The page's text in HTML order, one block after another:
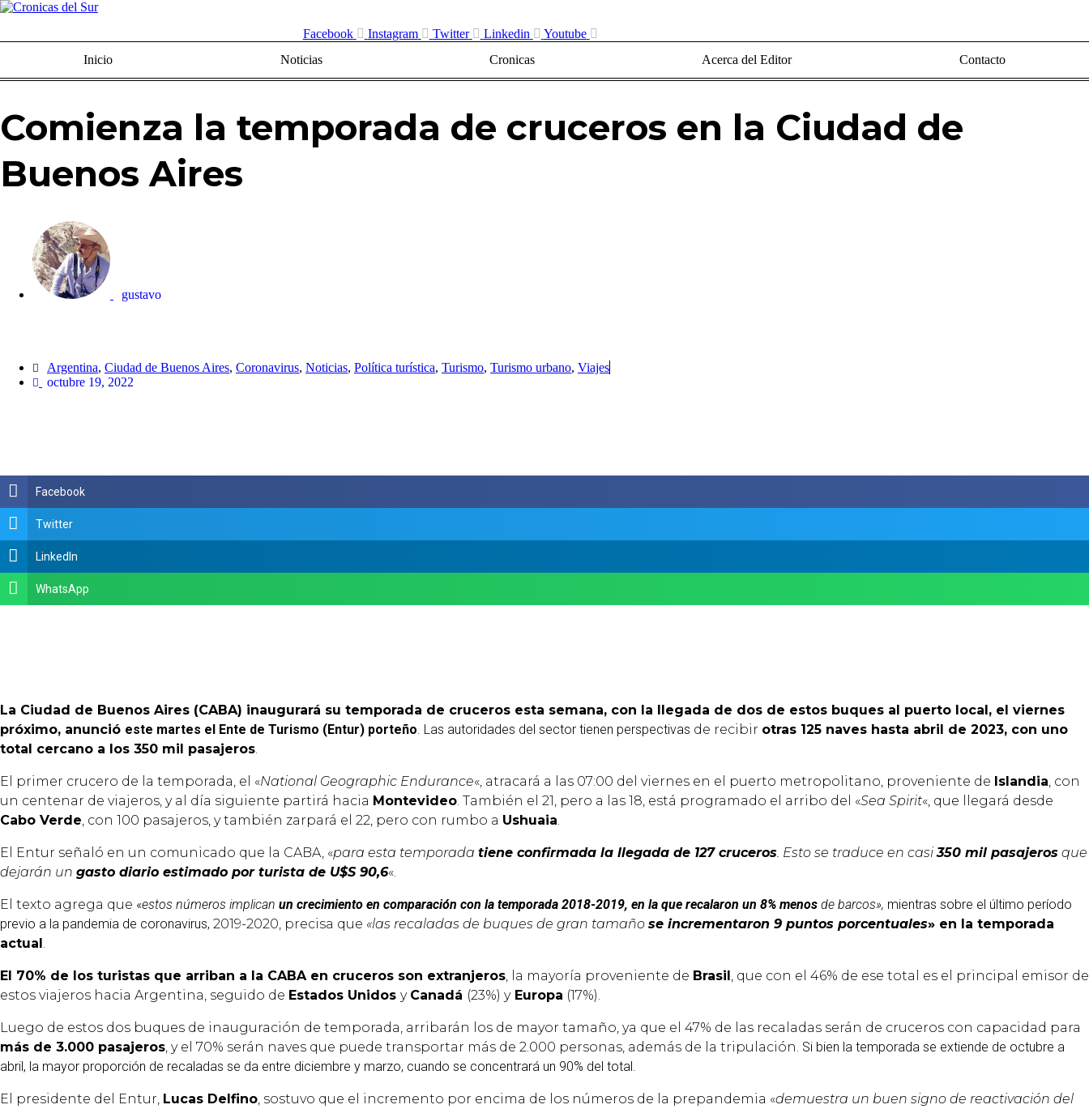
Facebook Instagram Twitter Linkedin
Youtube
Inicio
Noticias Cronicas Acerca del Editor Contacto
Comienza la temporada de cruceros en la Ciudad de
Buenos Aires
gustavo
Argentina, Ciudad de Buenos Aires, Coronavirus, Noticias, Política turística, Turismo, Turismo urbano, Viajes
octubre 19, 2022
Facebook
Twitter
LinkedIn
WhatsApp
La Ciudad de Buenos Aires (CABA) inaugurará su temporada de cruceros esta semana, con la llegada de dos de estos buques al puerto local, el viernes
próximo, anunció este martes el Ente de Turismo (Entur) porteño. Las autoridades del sector tienen perspectivas de recibir otras 125 naves hasta abril de 2023, con uno
total cercano a los 350 mil pasajeros.
El primer crucero de la temporada, el «National Geographic Endurance«, atracará a las 07:00 del viernes en el puerto metropolitano, proveniente de Islandia, con
un centenar de viajeros, y al día siguiente partirá hacia Montevideo. También el 21, pero a las 18, está programado el arribo del «Sea Spirit«, que llegará desde
Cabo Verde, con 100 pasajeros, y también zarpará el 22, pero con rumbo a Ushuaia.
El Entur señaló en un comunicado que la CABA, «para esta temporada tiene confirmada la llegada de 127 cruceros. Esto se traduce en casi350 mil pasajeros que
dejarán un gasto diario estimado por turista de U$S 90,6«.
El texto agrega que «estos números implican un crecimiento en comparación con la temporada 2018-2019, en la que recalaron un 8% menos de barcos», mientras sobre el último período
previo a la pandemia de coronavirus, 2019-2020, precisa que «las recaladas de buques de gran tamaño se incrementaron 9 puntos porcentuales» en la temporada
actual.
El 70% de los turistas que arriban a la CABA en cruceros son extranjeros, la mayoría proveniente de Brasil, que con el 46% de ese total es el principal emisor de
estos viajeros hacia Argentina, seguido de Estados Unidos y Canadá (23%) yEuropa (17%).
Luego de estos dos buques de inauguración de temporada, arribarán los de mayor tamaño, ya que el 47% de las recaladas serán de cruceros con capacidad para
más de 3.000 pasajeros, y el 70% serán naves que puede transportar más de 2.000 personas, además de la tripulación. Si bien la temporada se extiende de octubre a
abril, la mayor proporción de recaladas se da entre diciembre y marzo, cuando se concentrará un 90% del total.
El presidente del Entur, Lucas Delfino, sostuvo que el incremento por encima de los números de la prepandemia «demuestra un buen signo de reactivación del